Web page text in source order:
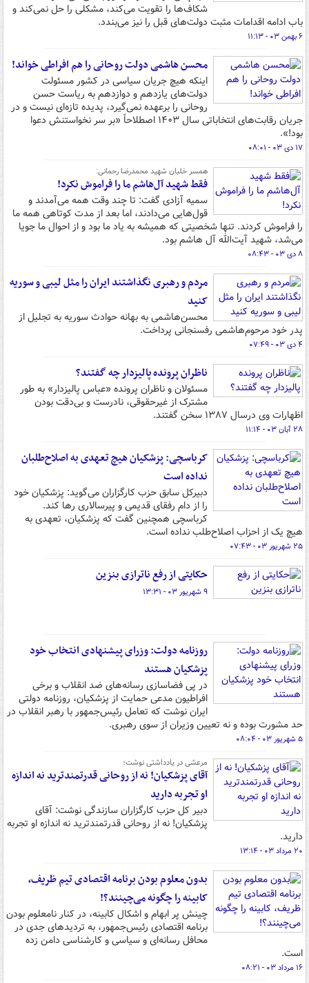
شکاف‌ها را تقویت می‌کند، مشکلی را حل نمی‌کند و
باب ادامه اقدامات مثبت دولت‌های قبل را نیز می‌بندد.
۶ بهمن ۰۳ - ۱۱:۱۳
محسن ‌هاشمی دولت روحانی را هم افراطی خواند!
اینکه هیچ جریان سیاسی در کشور مسئولت
دولت‌های یازدهم و دوازدهم به ریاست حسن
روحانی را برعهده نمی‌گیرد، پدیده تازه‌ای نیست و در
جریان رقابت‌های انتخاباتی سال ۱۴۰۳ اصطلاحاً «بر سر نخواستنش دعوا
بود!».
۱۷ دی ۰۳ - ۰۸:۰۱
همسر خلبان شهید محمدرضا رحمانی:
فقط شهید آل‌هاشم ما را فراموش نکرد!
سمیه آزادی گفت: تا چند وقت همه می‌آمدند و
قول‌هایی می‌دادند، اما بعد از مدت کوتاهی همه ما
را فراموش کردند. تنها شخصیتی که همیشه به یاد ما بود و از احوال ما جویا
می‌شد، شهید آیت‌الله آل هاشم بود.
۸ دی ۰۳ - ۰۸:۴۳
مردم و رهبری نگذاشتند ایران را مثل لیبی و سوریه
کنید
محسن‌هاشمی به بهانه حوادث سوریه به تجلیل از
پدر خود مرحوم‌هاشمی رفسنجانی پرداخت.
۴ دی ۰۳ - ۰۷:۴۹
ناظران پرونده پالیزدار چه گفتند؟
مسئولان و ناظران پرونده «عباس پالیزدار» به طور
مشترک از غیرحقوقی، نادرست و بی‌دقت بودن
اظهارات وی درسال ۱۳۸۷ سخن گفتند.
۲۸ آبان ۰۳ - ۱۱:۱۴
کرباسچی: پزشکیان هیچ تعهدی به اصلاح‌طلبان
نداده است
دبیرکل سابق حزب کارگزاران می‌گوید: پزشکیان خود
را از دام رفقای قدیمی و پیرسالاری رها کند.
کرباسچی همچنین گفت که پزشکیان، تعهدی به
هیچ یک از احزاب اصلاح‌طلب نداده است.
۲۵ شهریور ۰۳ - ۰۷:۴۳
حکایتی از رفع ناترازی بنزین
۹ شهریور ۰۳ - ۱۳:۳۱
روزنامه دولت: وزرای پیشنهادی انتخاب خود
پزشکیان هستند
در پی فضاسازی رسانه‌های ضد انقلاب و برخی
افراطیون مدعی حمایت از پزشکیان، روزنامه دولتی
ایران نوشت که تعامل رئیس‌جمهور با رهبر انقلاب در
حد مشورت بوده و نه تعیین وزیران از سوی رهبری.
۵ شهریور ۰۳ - ۰۸:۰۴
مرعشی در یادداشتی نوشت؛
آقای پزشکیان! نه از روحانی قدرتمندترید نه اندازه
او تجربه دارید
دبیر کل حزب کارگزاران سازندگی نوشت: آقای
پزشکیان! نه از روحانی قدرتمندترید نه اندازه او تجربه
دارید.
۲۰ مرداد ۰۳ - ۱۳:۱۴
بدون معلوم بودن برنامه اقتصادی تیم ظریف،
کابینه را چگونه می‌چینند؟!
چینش پر ابهام و اشکال کابینه، در کنار نامعلوم بودن
برنامه اقتصادی رئیس‌جمهور، به تردیدهای جدی در
محافل رسانه‌ای و سیاسی و کارشناسی دامن زده
است.
۱۶ مرداد ۰۳ - ۰۸:۲۱